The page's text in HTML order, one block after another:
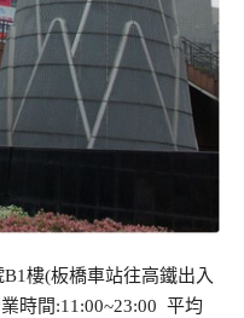
樓(板橋車站往高鐵出入
時間:11:00~23:00 平均